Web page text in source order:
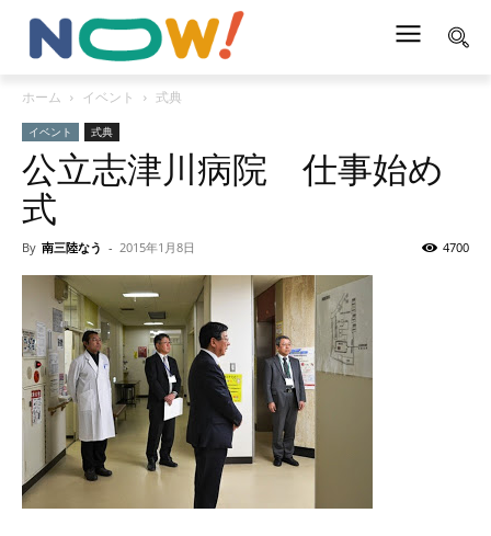
ホーム イベント 式典
イベント 式典
公立志津川病院 仕事始め
式
By 南三陸なう - 2015年1月8日 4700